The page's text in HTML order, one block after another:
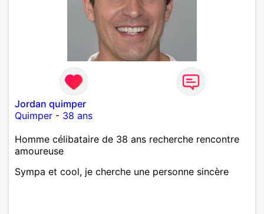
Jordan quimper
Quimper - 38 ans
Homme célibataire de 38 ans recherche rencontre
amoureuse
Sympa et cool, je cherche une personne sincère